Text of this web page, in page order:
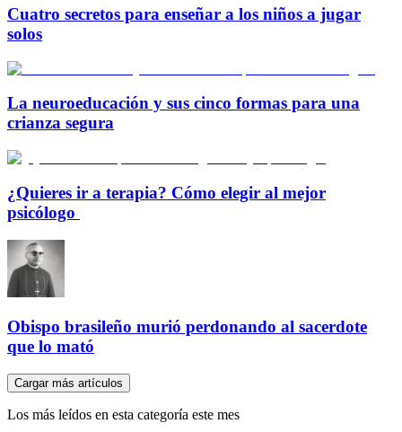
Cuatro secretos para enseñar a los niños a jugar
solos
La neuroeducación y sus cinco formas para una
crianza segura
¿Quieres ir a terapia? Cómo elegir al mejor
psicólogo
Obispo brasileño murió perdonando al sacerdote
que lo mató
Cargar más artículos
Los más leídos en esta categoría este mes